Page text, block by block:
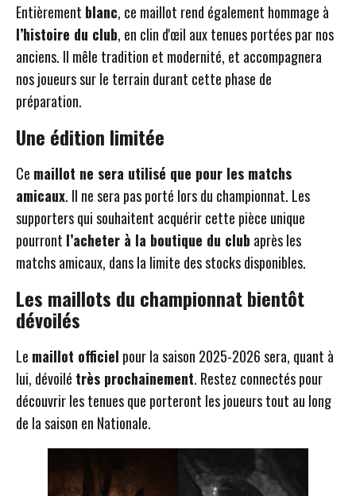
Entièrement blanc, ce maillot rend également hommage à
l’histoire du club, en clin d'œil aux tenues portées par nos
anciens. Il mêle tradition et modernité, et accompagnera
nos joueurs sur le terrain durant cette phase de
préparation.
Une édition limitée
Ce maillot ne sera utilisé que pour les matchs
amicaux. Il ne sera pas porté lors du championnat. Les
supporters qui souhaitent acquérir cette pièce unique
pourront l’acheter à la boutique du club après les
matchs amicaux, dans la limite des stocks disponibles.
Les maillots du championnat bientôt
dévoilés
Le maillot officiel pour la saison 2025-2026 sera, quant à
lui, dévoilé très prochainement. Restez connectés pour
découvrir les tenues que porteront les joueurs tout au long
de la saison en Nationale.